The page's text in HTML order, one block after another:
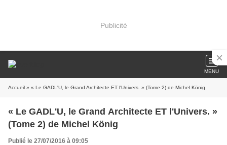
Publicité
MENU
Accueil » « Le GADL'U, le Grand Architecte ET l'Univers. » (Tome 2) de Michel König
« Le GADL'U, le Grand Architecte ET l'Univers. »
(Tome 2) de Michel König
Publié le 27/07/2016 à 09:05